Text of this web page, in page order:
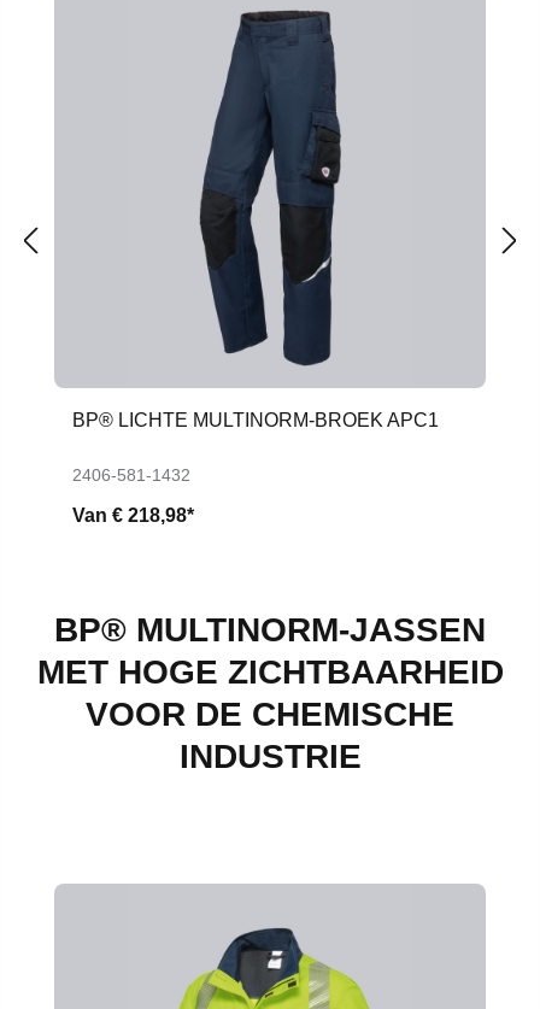
BP® LICHTE MULTINORM-BROEK APC1
2406-581-1432
Van € 218,98*
BP® MULTINORM-JASSEN
MET HOGE ZICHTBAARHEID
VOOR DE CHEMISCHE
INDUSTRIE